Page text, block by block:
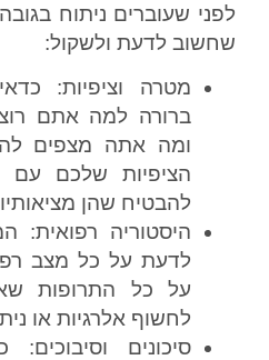
לפני שעוברים ניתוח
שחשוב לדעת ולשקול:
מטרה וציפיות:
ברורה למה אתם
ומה אתה מצפים
הציפיות שלכם
להבטיח שהן
היסטוריה רפואית:
לדעת על כל מצב
על כל התרופות
לחשוף אלרגיות או
סיכונים